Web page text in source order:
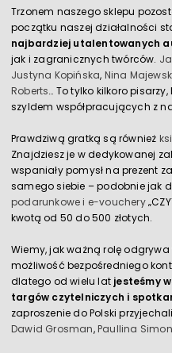
Trzonem naszego sklepu
początku naszej działalności
najbardziej utalentowanych
jak i zagranicznych twórców.
Justyna Kopińska, Nina
Roberts… To tylko kilkoro
szyldem współpracujących z
Prawdziwą gratką są również
Znajdziesz je w dedykowanej
wspaniały pomysł na prezent
samego siebie – podobnie jak
podarunkowe i e-vouchery
kwotą od 50 do 500 złotych.
Wiemy, jak ważną rolę
możliwość bezpośredniego
dlatego od wielu lat jesteśmy
targów czytelniczych i
zaproszenie do Polski
Dawid Grosman,Paullina